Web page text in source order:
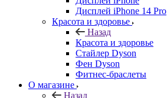
Дисплей iPhone 14 Pro
Красота и здоровье
Назад
Красота и здоровье
Стайлер Dyson
Фен Dyson
Фитнес-браслеты
О магазине
Назад